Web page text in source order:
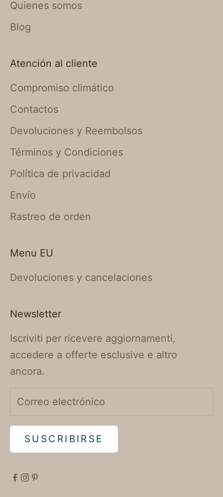
Quienes somos
Blog
Atención al cliente
Compromiso climático
Contactos
Devoluciones y Reembolsos
Términos y Condiciones
Política de privacidad
Envío
Rastreo de orden
Menu EU
Devoluciones y cancelaciones
Newsletter
Iscriviti per ricevere aggiornamenti,
accedere a offerte esclusive e altro
ancora.
SUSCRIBIRSE